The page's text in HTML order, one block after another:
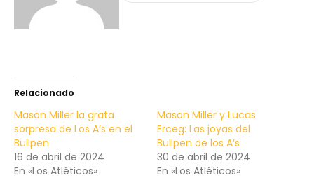
Relacionado
Mason Miller la grata
sorpresa de Los A’s en el
Bullpen
16 de abril de 2024
En «Los Atléticos»
Mason Miller y Lucas
Erceg: Las joyas del
Bullpen de los A’s
30 de abril de 2024
En «Los Atléticos»